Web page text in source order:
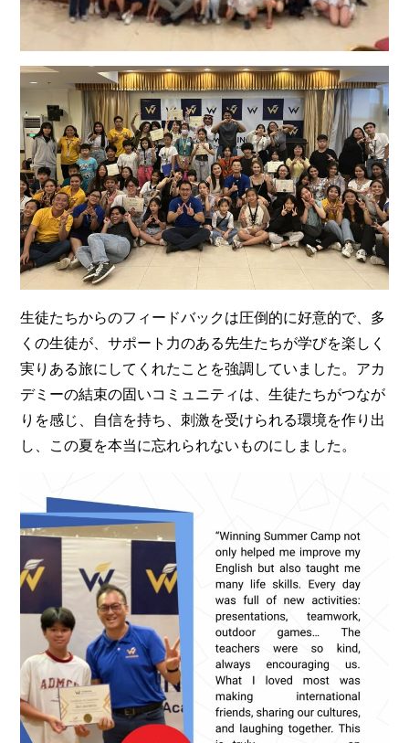
生徒たちからのフィードバックは圧倒的に好意的で、多
くの生徒が、サポート力のある先生たちが学びを楽しく
実りある旅にしてくれたことを強調していました。アカ
デミーの結束の固いコミュニティは、生徒たちがつなが
りを感じ、自信を持ち、刺激を受けられる環境を作り出
し、この夏を本当に忘れられないものにしました。